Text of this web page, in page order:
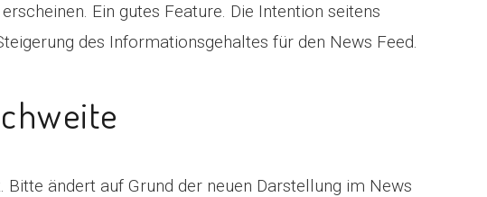
Ein gutes Feature. Die Intention seitens
des Informationsgehaltes für den News Feed.
ändert auf Grund der neuen Darstellung im News